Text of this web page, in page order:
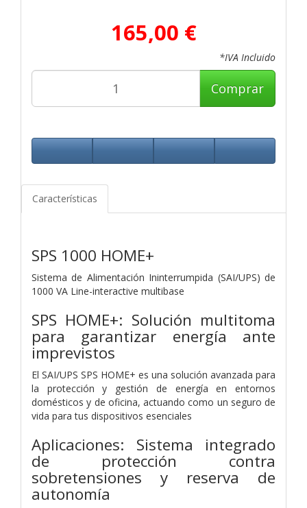
165,00 €
*IVA Incluido
Comprar
Características
SPS 1000 HOME+
Sistema de Alimentación Ininterrumpida (SAI/UPS) de
1000 VA Line-interactive multibase
SPS HOME+: Solución multitoma
para garantizar energía ante
imprevistos
El SAI/UPS SPS HOME+ es una solución avanzada para
la protección y gestión de energía en entornos
domésticos y de oficina, actuando como un seguro de
vida para tus dispositivos esenciales
Aplicaciones: Sistema integrado
de protección contra
sobretensiones y reserva de
autonomía